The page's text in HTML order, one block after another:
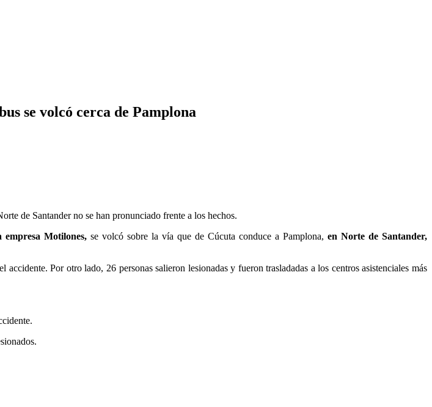
se volcó cerca de Pamplona
de Santander no se han pronunciado frente a los hechos.
Motilones, se volcó sobre la vía que de Cúcuta conduce a Pamplona, en Norte de Santander,
Por otro lado, 26 personas salieron lesionadas y fueron trasladadas a los centros asistenciales más